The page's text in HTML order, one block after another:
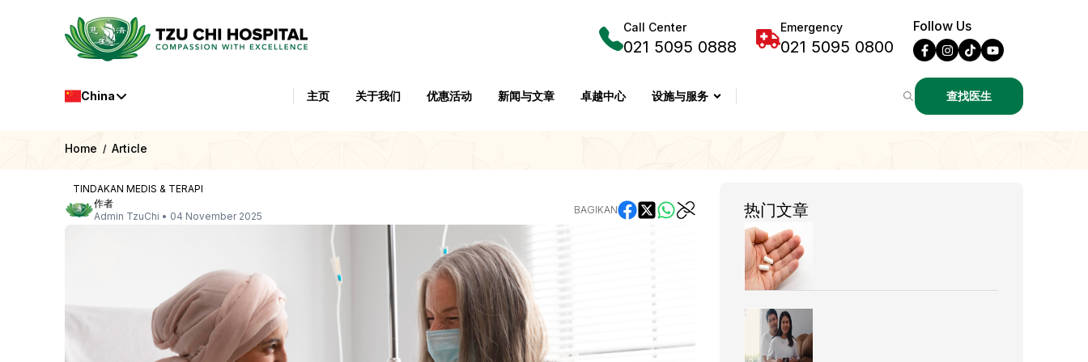
Call Center
021 5095 0888
Emergency
021 5095 0800
Follow Us
China 主页 关于我们 优惠活动 新闻与文章 卓越中心 设施与服务 查找医生
Home / Article
TINDAKAN MEDIS & TERAPI
作者
Admin TzuChi • 04 November 2025
BAGIKAN 热门文章